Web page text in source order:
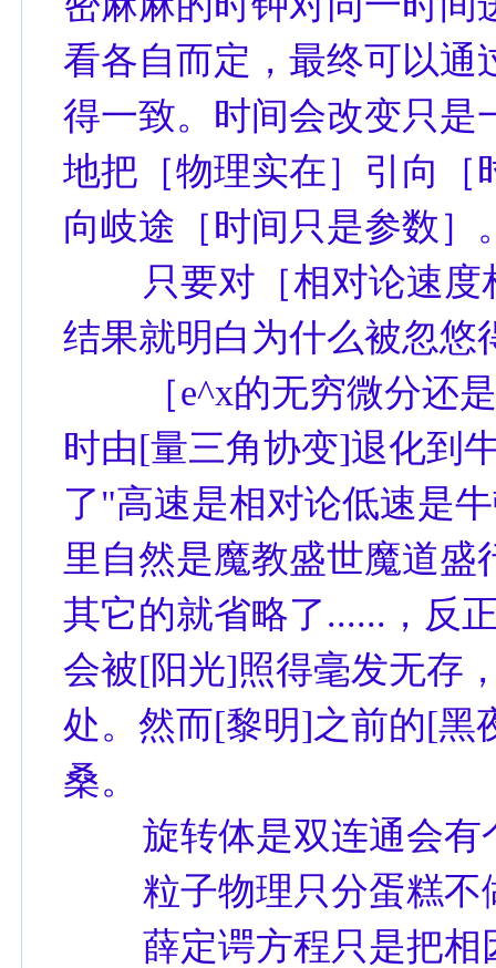
看各自而定，最终可以通
得一致。时间会改变只是
地把［物理实在］引向［
向岐途［时间只是参数］
只要对［相对论速度
结果就明白为什么被忽悠
［e^x的无穷微分还是
时由[量三角协变]退化到
了"高速是相对论低速是
里自然是魔教盛世魔道盛
其它的就省略了......，反
会被[阳光]照得毫发无存
处。然而[黎明]之前的[黑
桑。
旋转体是双连通会有
粒子物理只分蛋糕不
薛定谔方程只是把相